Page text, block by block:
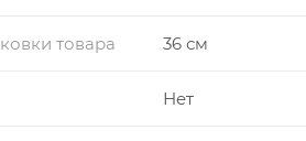
товара 36 см
Нет